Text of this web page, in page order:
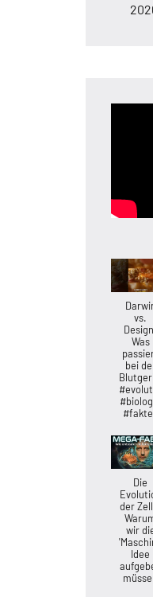
vs.
Was
bei
Die
der
wir
Idee